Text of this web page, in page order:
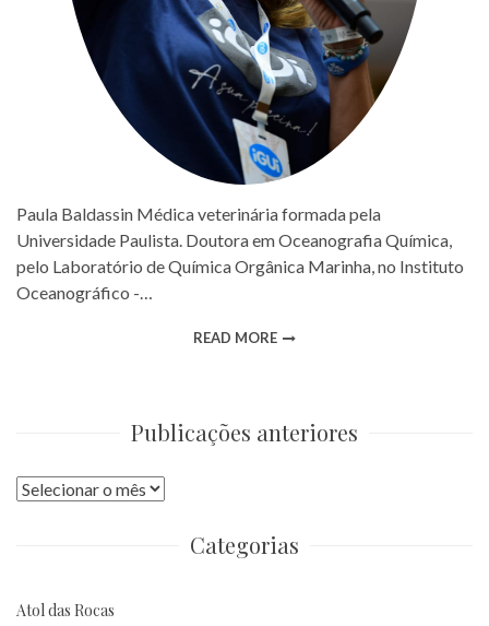
Paula Baldassin Médica veterinária formada pela
Universidade Paulista. Doutora em Oceanografia Química,
pelo Laboratório de Química Orgânica Marinha, no Instituto
Oceanográfico -…
READ MORE
Publicações anteriores
Publicações
Categorias
Atol das Rocas